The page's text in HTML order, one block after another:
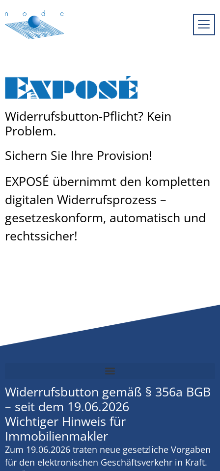
Widerrufsbutton-Pflicht? Kein
Problem.
Sichern Sie Ihre Provision!
EXPOSÉ übernimmt den kompletten
digitalen Widerrufsprozess –
gesetzeskonform, automatisch und
rechtssicher!
Widerrufsbutton gemäß § 356a BGB
– seit dem 19.06.2026
Wichtiger Hinweis für
Immobilienmakler
Zum 19.06.2026 traten neue gesetzliche Vorgaben
für den elektronischen Geschäftsverkehr in Kraft.